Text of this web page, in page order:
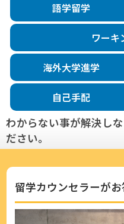
語学留学
ワーキ
海外大学進学
自己手配
わからない事が解決し
ださい。
留学カウンセラーがお